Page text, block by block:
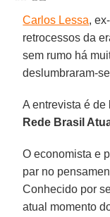
Carlos Lessa,
retrocessos da
sem rumo há
deslumbraram-
A entrevista é de
Rede Brasil
O economista e
par no
Conhecido por
atual momento